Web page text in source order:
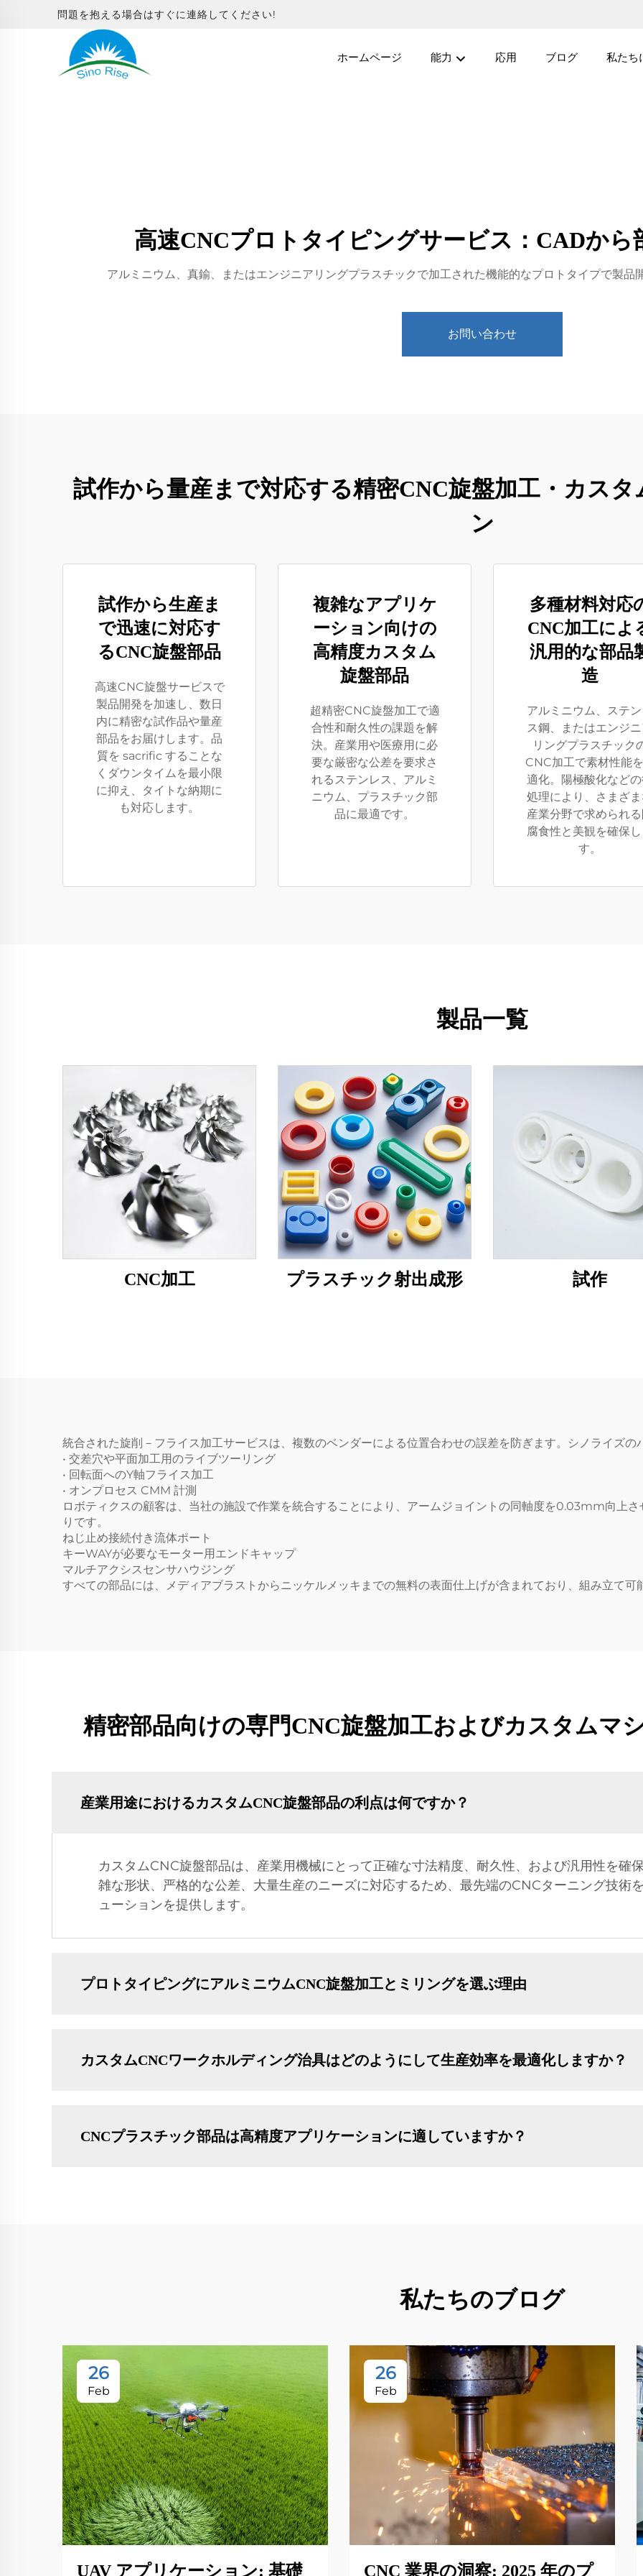
問題を抱える場合はすぐに連絡してください!
ホームページ 能力 応用 ブログ 私たち
高速CNCプロトタイピングサービス：CADから
アルミニウム、真鍮、またはエンジニアリングプラスチックで加工された機能的なプロトタイプで製
お問い合わせ
試作から量産まで対応する精密CNC旋盤加工・カス
ン
試作から生産ま
で迅速に対応す
るCNC旋盤部品
高速CNC旋盤サービスで
製品開発を加速し、数日
内に精密な試作品や量産
部品をお届けします。品
質を sacrific することな
くダウンタイムを最小限
に抑え、タイトな納期に
も対応します。
複雑なアプリケ
ーション向けの
高精度カスタム
旋盤部品
超精密CNC旋盤加工で適
合性和耐久性の課題を解
決。産業用や医療用に必
要な厳密な公差を要求さ
れるステンレス、アルミ
ニウム、プラスチック部
品に最適です。
多種材料対応
CNC加工によ
汎用的な部品
造
アルミニウム、ステ
ス鋼、またはエンジ
リングプラスチック
CNC加工で素材性能
適化。陽極酸化など
処理により、さまざ
産業分野で求められ
腐食性と美観を確保
す。
製品一覧
CNC加工 プラスチック射出成形 試作
統合された旋削－フライス加工サービスは、複数のベンダーによる位置合わせの誤差を防ぎます。シノライズ
• 交差穴や平面加工用のライブツーリング
• 回転面へのY軸フライス加工
• オンプロセス CMM 計測
ロボティクスの顧客は、当社の施設で作業を統合することにより、アームジョイントの同軸度を0.03mm向上
りです。
ねじ止め接続付き流体ポート
キーWAYが必要なモーター用エンドキャップ
マルチアクシスセンサハウジング
すべての部品には、メディアブラストからニッケルメッキまでの無料の表面仕上げが含まれており、組み立て
精密部品向けの専門CNC旋盤加工およびカスタムマ
産業用途におけるカスタムCNC旋盤部品の利点は何ですか？
カスタムCNC旋盤部品は、産業用機械にとって正確な寸法精度、耐久性、および汎用性を確
雑な形状、严格的な公差、大量生産のニーズに対応するため、最先端のCNCターニング技術
ューションを提供します。
プロトタイピングにアルミニウムCNC旋盤加工とミリングを選ぶ理由
カスタムCNCワークホルディング治具はどのようにして生産効率を最適化しますか？
CNCプラスチック部品は高精度アプリケーションに適していますか？
私たちのブログ
26
Feb
UAV アプリケーション: 基礎
26
Feb
CNC 業界の洞察: 2025 年のプ